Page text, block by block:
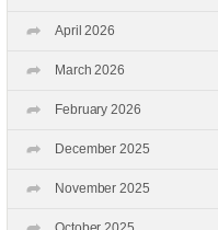
April 2026
March 2026
February 2026
December 2025
November 2025